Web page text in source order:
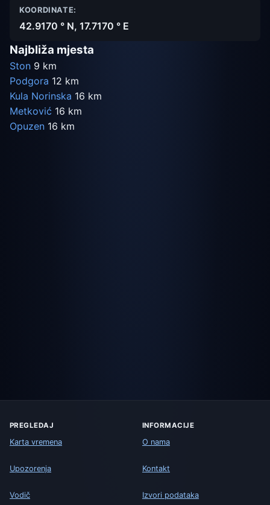
KOORDINATE:
42.9170 ° N, 17.7170 ° E
Najbliža mjesta
Ston 9 km
Podgora 12 km
Kula Norinska 16 km
Metković 16 km
Opuzen 16 km
PREGLEDAJ
Karta vremena
Upozorenja
Vodič
INFORMACIJE
O nama
Kontakt
Izvori podataka